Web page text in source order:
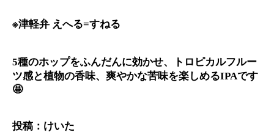
※津軽弁 えへる=すねる
5種のホップをふんだんに効かせ、トロピカルフルー
ツ感と植物の香味、爽やかな苦味を楽しめるIPAです
🤩
投稿：けいた